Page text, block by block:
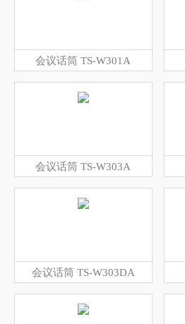
会议话筒 TS-W301A
会议话筒 TS-W303A
会议话筒 TS-W303DA